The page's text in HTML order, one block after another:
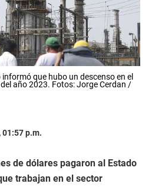
que hubo un descenso en el
año 2023. Fotos: Jorge Cerdan /
p.m.
de dólares pagaron al Estado
trabajan en el sector